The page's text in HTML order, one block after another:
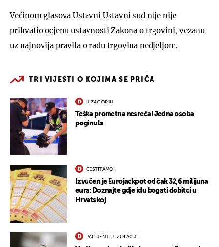
Većinom glasova Ustavni Ustavni sud nije nije
prihvatio ocjenu ustavnosti Zakona o trgovini, vezanu
uz najnovija pravila o radu trgovina nedjeljom.
TRI VIJESTI O KOJIMA SE PRIČA
U ZAGORJU
Teška prometna nesreća! Jedna osoba
poginula
ČESTITAMO!
Izvučen je Eurojackpot od čak 32,6 milijuna
eura: Doznajte gdje idu bogati dobitci u
Hrvatskoj
PACIJENT U IZOLACIJI